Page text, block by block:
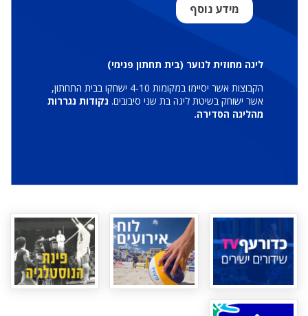
מידע נוסף
ליגה מחוזית לנוער (בית תחתון פנימי)
הקבוצות אשר יסיימו במקומות 4-10 ישחקו בבית התחתון,
אשר ישוחק בשיטת ליגה בת שני סיבובים. נקודות נגררות
מהליגה הסדירה.